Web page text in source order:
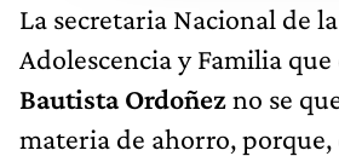
La secretaria Nacional de
Adolescencia y Familia
Bautista Ordoñezno se
materia de ahorro, porque,